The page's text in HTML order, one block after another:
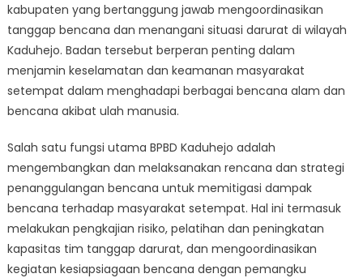
kabupaten yang bertanggung jawab mengoordinasikan
tanggap bencana dan menangani situasi darurat di wilayah
Kaduhejo. Badan tersebut berperan penting dalam
menjamin keselamatan dan keamanan masyarakat
setempat dalam menghadapi berbagai bencana alam dan
bencana akibat ulah manusia.
Salah satu fungsi utama BPBD Kaduhejo adalah
mengembangkan dan melaksanakan rencana dan strategi
penanggulangan bencana untuk memitigasi dampak
bencana terhadap masyarakat setempat. Hal ini termasuk
melakukan pengkajian risiko, pelatihan dan peningkatan
kapasitas tim tanggap darurat, dan mengoordinasikan
kegiatan kesiapsiagaan bencana dengan pemangku